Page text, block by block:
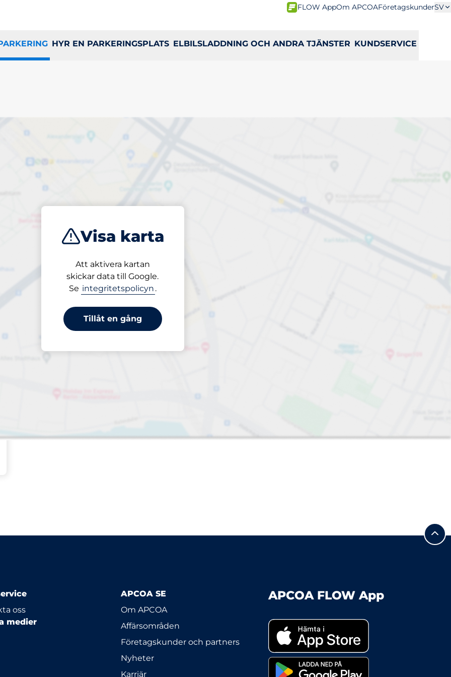
FLOW AppOm APCOAFöretagskunderSV
HYR EN PARKERINGSPLATS ELBILSLADDNING OCH ANDRA TJÄNSTER KUNDSERVICE
Visa karta
Att aktivera kartan
skickar data till Google.
Se integritetspolicyn .
Tillåt en gång
i
Närmast
oss
medier
APCOA SE
Om APCOA
Affärsområden
Företagskunder och partners
Nyheter
Karriär
APCOA FLOW App